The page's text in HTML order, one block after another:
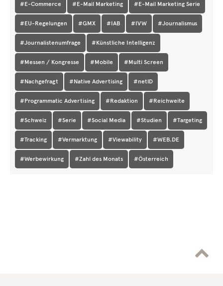
#E-Commerce #E-Mail Marketing #E-Mail Marketing Serie
#EU-Regelungen #GMX #IAB #IVW #Journalismus
#Journalistenumfrage #Künstliche Intelligenz
#Messen / Kongresse #Mobile #Multi Screen
#Nachgefragt #Native Advertising #netID
#Programmatic Advertising #Redaktion #Reichweite
#Schweiz #Serie #Social Media #Studien #Targeting
#Tracking #Vermarktung #Viewability #WEB.DE
#Werbewirkung #Zahl des Monats #Österreich
